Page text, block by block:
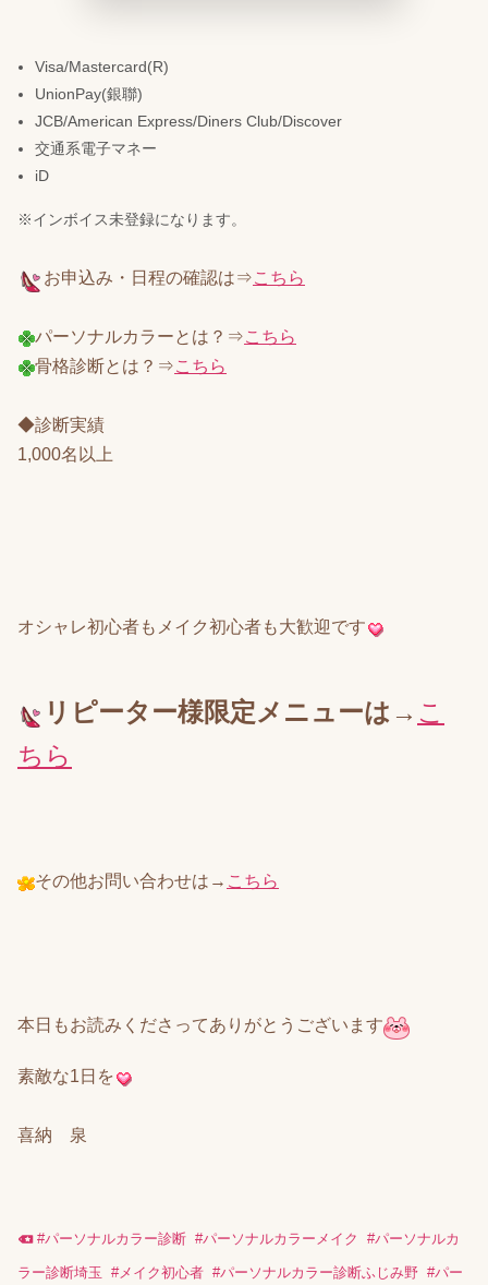
Visa/Mastercard(R)
UnionPay(銀聯)
JCB/American Express/Diners Club/Discover
交通系電子マネー
iD
※インボイス未登録になります。
お申込み・日程の確認は⇒こちら
パーソナルカラーとは？⇒こちら
骨格診断とは？⇒こちら
◆診断実績
1,000名以上
オシャレ初心者もメイク初心者も大歓迎です
リピーター様限定メニューは→ こ
ちら
その他お問い合わせは→ こちら
本日もお読みくださってありがとうございます
素敵な1日を
喜納 泉
#パーソナルカラー診断 #パーソナルカラーメイク #パーソナルカ
ラー診断埼玉 #メイク初心者 #パーソナルカラー診断ふじみ野 #パー